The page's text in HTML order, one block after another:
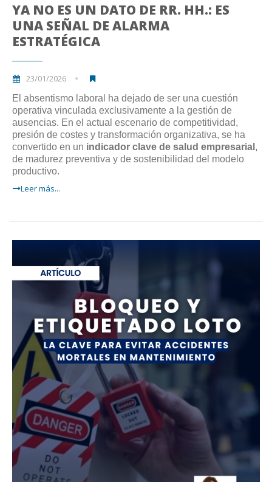
YA NO ES UN DATO DE RR. HH.: ES
UNA SEÑAL DE ALARMA
ESTRATÉGICA
23/01/2026
El absentismo laboral ha dejado de ser una cuestión
operativa vinculada exclusivamente a la gestión de
ausencias. En el actual escenario de competitividad,
presión de costes y transformación organizativa, se ha
convertido en un indicador clave de salud empresarial ,
de madurez preventiva y de sostenibilidad del modelo
productivo.
Leer más...